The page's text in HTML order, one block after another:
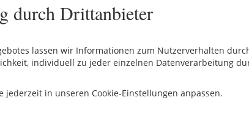
durch Drittanbieter
lassen wir Informationen zum Nutzerverhalten
individuell zu jeder einzelnen Datenverarbeitung
jederzeit in unseren Cookie-Einstellungen anpassen.